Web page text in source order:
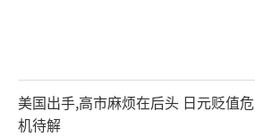
美国出手,高市麻烦在后头 日元贬值危
机待解